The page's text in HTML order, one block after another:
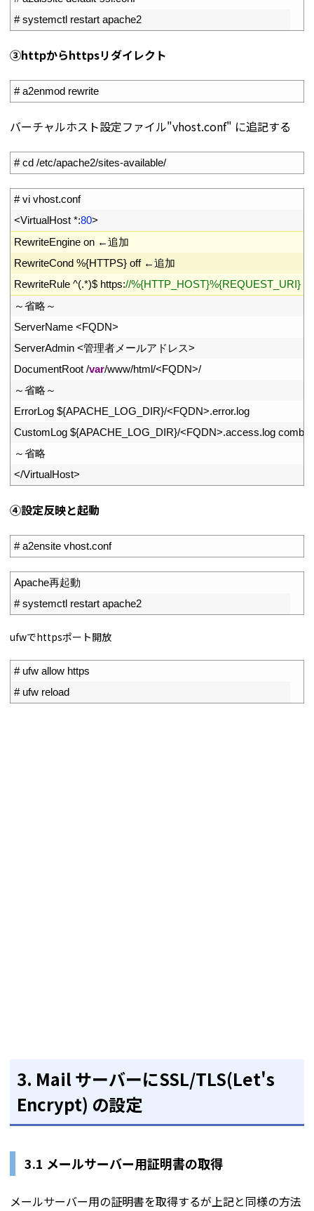
# systemctl restart apache2
③httpからhttpsリダイレクト
# a2enmod rewrite
バーチャルホスト設定ファイル"vhost.conf" に追記する
# cd /etc/apache2/sites-available/
# vi vhost.conf
<VirtualHost *:80>
RewriteEngine on ←追加
RewriteCond %{HTTPS} off ←追加
RewriteRule ^(.*)$ https://%{HTTP_HOST}%{REQUEST_URI}
～省略～
ServerName <FQDN>
ServerAdmin <管理者メールアドレス>
DocumentRoot /var/www/html/<FQDN>/
～省略～
ErrorLog ${APACHE_LOG_DIR}/<FQDN>.error.log
CustomLog ${APACHE_LOG_DIR}/<FQDN>.access.log
～省略
</VirtualHost>
④設定反映と起動
# a2ensite vhost.conf
Apache再起動
# systemctl restart apache2
ufwでhttpsポート開放
# ufw allow https
# ufw reload
3. Mail サーバーにSSL/TLS(Let's
Encrypt) の設定
3.1 メールサーバー用証明書の取得
メールサーバー用の証明書を取得するが上記と同様の方法